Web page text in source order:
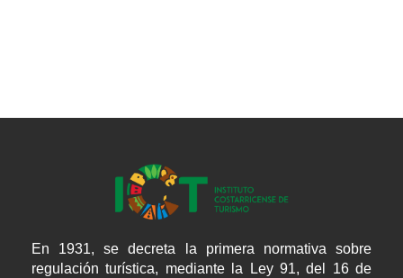
En 1931, se decreta la primera normativa sobre
regulación turística, mediante la Ley 91, del 16 de